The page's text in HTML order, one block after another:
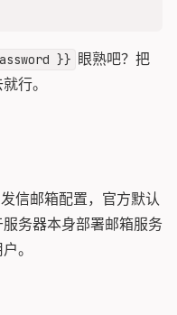
var/lib/
etc/
domain }}
}} 眼熟吧？把
行。
信邮箱配置，官方默认
服务器本身部署邮箱服务
。